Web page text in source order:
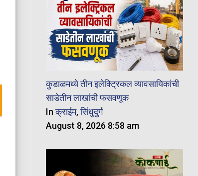
कुडाळमध्ये तीन इलेक्ट्रिकल व्यावसायिकांची
साडेतीन लाखांची फसवणूक
Inक्राईम,सिंधुदुर्ग
August 8, 2026 8:58 am